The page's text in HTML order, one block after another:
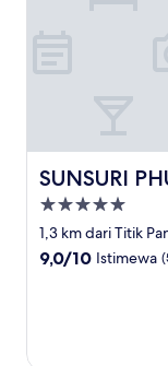
SUNSURI
SUNSURI
Properti
bintang
5.0
1,3 km dari Titik
9.0
9,0/10 Istimewa